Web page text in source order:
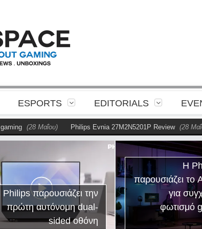
ESPORTS EDITORIALS
(28 Μαΐου) Philips Evnia 27M2N5201P Review (28 Μαΐου)
παρουσιάζει την
πρώτη αυτόνομη dual-
sided οθόνη
Η
παρουσιάζει το
για
φωτισμό